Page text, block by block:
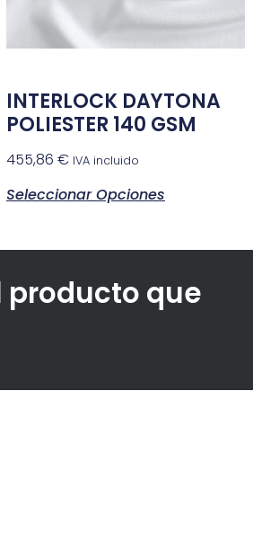
INTERLOCK DAYTONA
POLIESTER 140 GSM
455,86 € IVA incluido
Seleccionar Opciones
producto que